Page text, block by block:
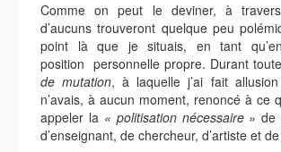
Comme on peut le deviner, à
d’aucuns trouveront quelque peu
point là que je situais, en tant
position personnelle propre. Durant
de mutation, à laquelle j’ai fait
n’avais, à aucun moment, renoncé à ce
appeler la « politisation nécessaire » de
d’enseignant, de chercheur, d’artiste et